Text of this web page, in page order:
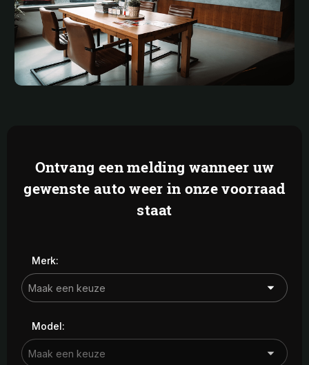
Ontvang een melding wanneer uw
gewenste auto weer in onze voorraad
staat
Merk:
Model: